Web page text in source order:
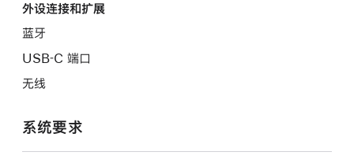
外设连接和扩展
蓝牙
USB‑C 端口
无线
系统要求